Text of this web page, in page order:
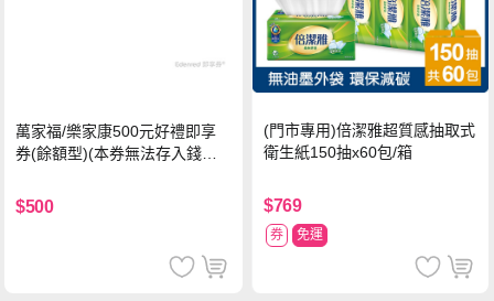
萬家福/樂家康500元好禮即享
券(餘額型)(本券無法存入錢包
$500
(門市專用)倍潔雅超質感抽取式
衛生紙150抽x60包/箱
$769
券 免運